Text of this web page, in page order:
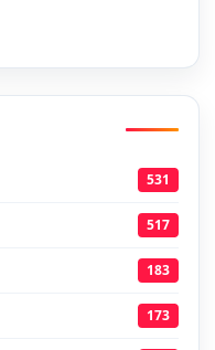
531
517
183
173